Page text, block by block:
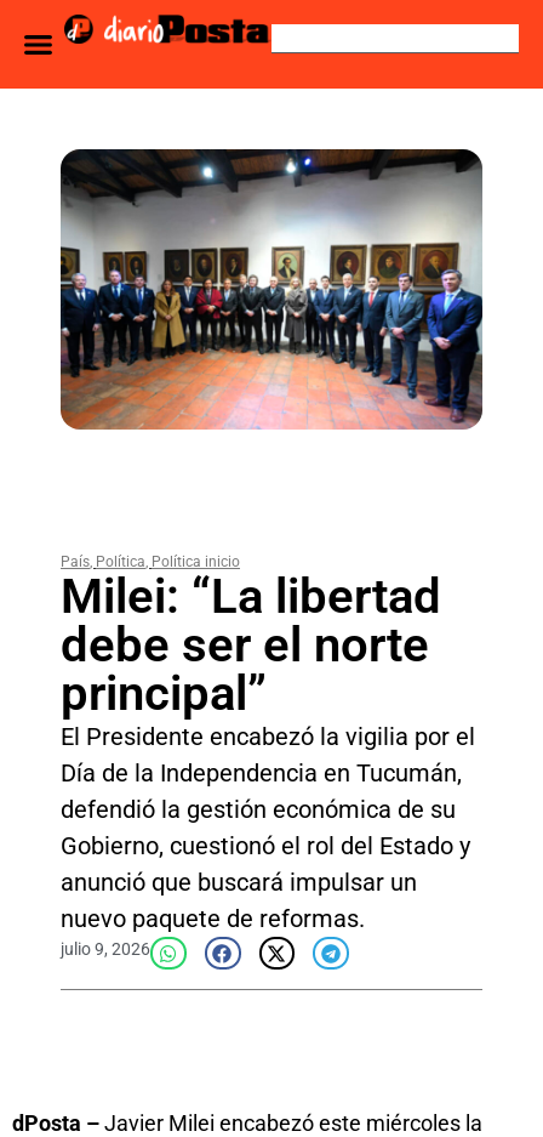
País, Política, Política inicio
Milei: “La libertad
debe ser el norte
principal”
El Presidente encabezó la vigilia por el
Día de la Independencia en Tucumán,
defendió la gestión económica de su
Gobierno, cuestionó el rol del Estado y
anunció que buscará impulsar un
nuevo paquete de reformas.
julio 9, 2026
dPosta –Javier Milei encabezó este miércoles la